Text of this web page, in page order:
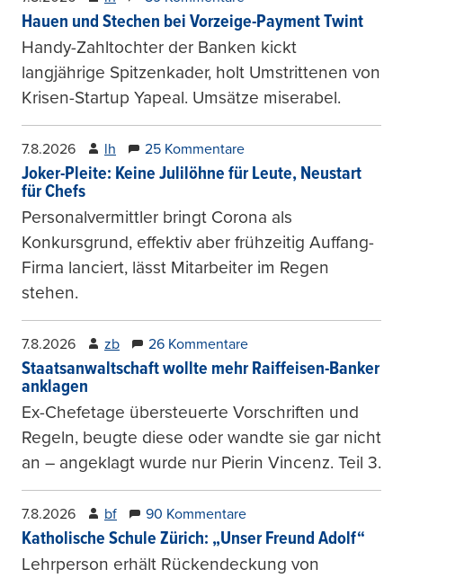
Hauen und Stechen bei Vorzeige-Payment Twint
Handy-Zahltochter der Banken kickt
langjährige Spitzenkader, holt Umstrittenen von
Krisen-Startup Yapeal. Umsätze miserabel.
7.8.2026 lh 25 Kommentare
Joker-Pleite: Keine Julilöhne für Leute, Neustart
für Chefs
Personalvermittler bringt Corona als
Konkursgrund, effektiv aber frühzeitig Auffang-
Firma lanciert, lässt Mitarbeiter im Regen
stehen.
7.8.2026 zb 26 Kommentare
Staatsanwaltschaft wollte mehr Raiffeisen-Banker
anklagen
Ex-Chefetage übersteuerte Vorschriften und
Regeln, beugte diese oder wandte sie gar nicht
an – angeklagt wurde nur Pierin Vincenz. Teil 3.
7.8.2026 bf 90 Kommentare
Katholische Schule Zürich: „Unser Freund Adolf“
Lehrperson erhält Rückendeckung von